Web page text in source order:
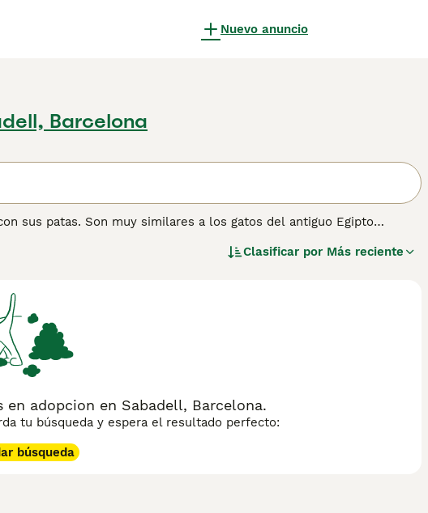
Nuevo anuncio
Barcelona
sus patas. Son muy similares a los gatos del antiguo Egipto
le permiten al Mau Egipcio saltar a grandes alturas con mayor
y hogares de muchas personas en España y en otras partes
información sobre esta raza de gato.
Clasificar por Más reciente
adopcion en Sabadell, Barcelona.
tu búsqueda y espera el resultado perfecto:
búsqueda